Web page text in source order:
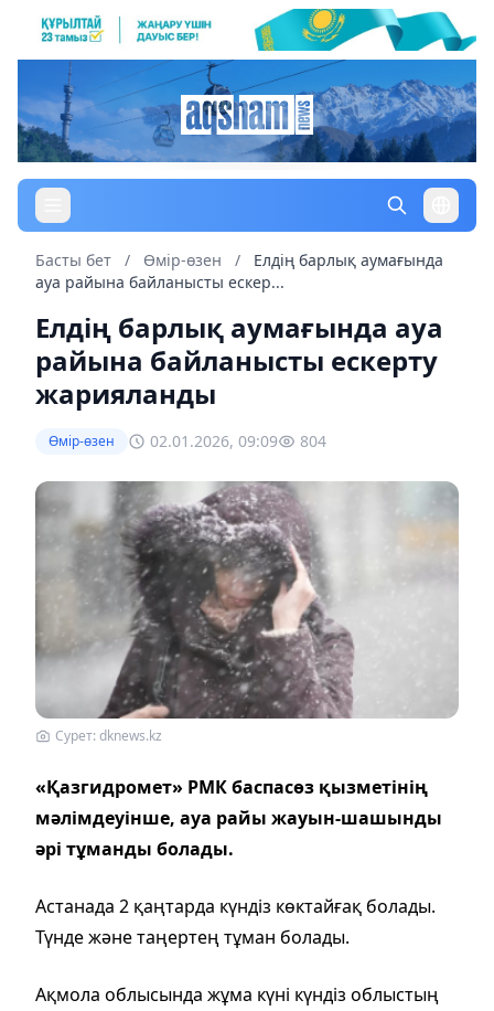
Басты бет / Өмір-өзен /
Елдің барлық аумағында
ауа райына байланысты ескер...
Елдің барлық аумағында ауа
райына байланысты ескерту
жарияланды
Өмір-өзен 02.01.2026, 09:09 804
Сурет: dknews.kz
«Қазгидромет» РМК баспасөз қызметінің
мәлімдеуінше, ауа райы жауын-шашынды
әрі тұманды болады.
Астанада 2 қаңтарда күндіз көктайғақ болады.
Түнде және таңертең тұман болады.
Ақмола облысында жұма күні күндіз облыстың